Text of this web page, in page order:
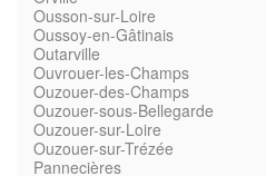
Ousson-sur-Loire
Oussoy-en-Gâtinais
Outarville
Ouvrouer-les-Champs
Ouzouer-des-Champs
Ouzouer-sous-Bellegarde
Ouzouer-sur-Loire
Ouzouer-sur-Trézée
Pannecières